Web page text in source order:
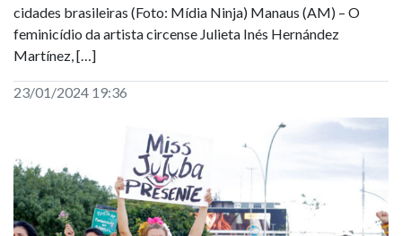
cidades brasileiras (Foto: Mídia Ninja) Manaus (AM) – O
feminicídio da artista circense Julieta Inés Hernández
Martínez, […]
23/01/2024 19:36